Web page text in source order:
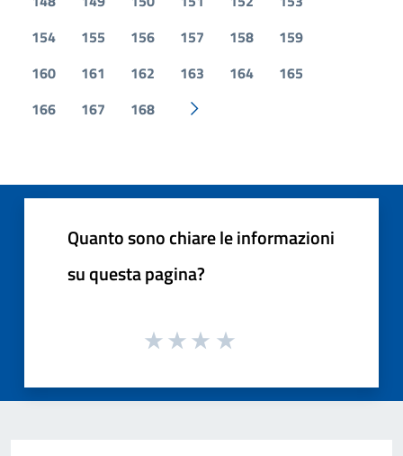
154
155 156 157 158
159
160
161 162 163 164
165
166
167 168
Pagina successiva
Quanto sono chiare le informazioni
su questa pagina?